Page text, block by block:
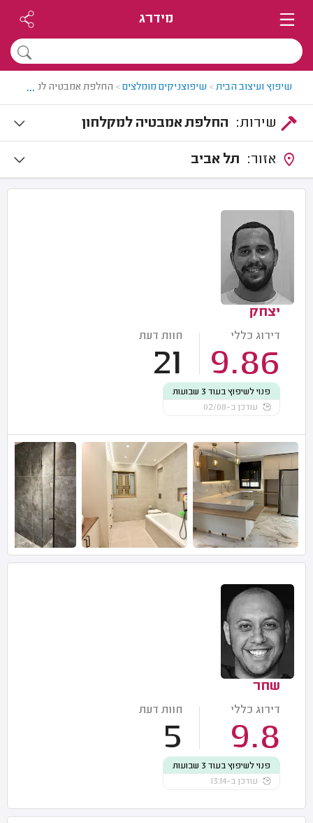
מידרג
שיפוץ ועיצוב הבית> שיפוצניקים מומלצים> החלפת אמבטיה למקלחון
...
החלפת אמבטיה למקלחון
תל אביב
יצחק
דירוג כללי
9.86
חוות דעת
21
פנוי לשיפוץ בעוד 3 שבועות
עודכן ב-02/08
שחר
דירוג כללי
9.8
חוות דעת
5
פנוי לשיפוץ בעוד 3 שבועות
עודכן ב-13:14